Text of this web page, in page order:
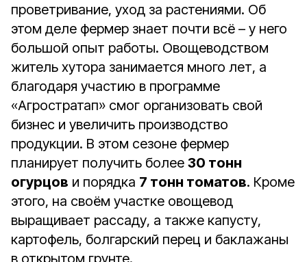
проветривание, уход за растениями. Об
этом деле фермер знает почти всё – у него
большой опыт работы. Овощеводством
житель хутора занимается много лет, а
благодаря участию в программе
«Агростратап» смог организовать свой
бизнес и увеличить производство
продукции. В этом сезоне фермер
планирует получить более 30 тонн
огурцов и порядка 7 тонн томатов. Кроме
этого, на своём участке овощевод
выращивает рассаду, а также капусту,
картофель, болгарский перец и баклажаны
в открытом грунте.